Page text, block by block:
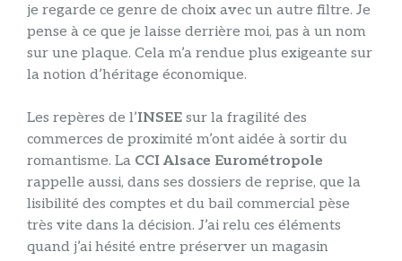
je regarde ce genre de choix avec un autre filtre. Je
pense à ce que je laisse derrière moi, pas à un nom
sur une plaque. Cela m’a rendue plus exigeante sur
la notion d’héritage économique.
Les repères de l’INSEE sur la fragilité des
commerces de proximité m’ont aidée à sortir du
romantisme. La CCI Alsace Eurométropole
rappelle aussi, dans ses dossiers de reprise, que la
lisibilité des comptes et du bail commercial pèse
très vite dans la décision. J’ai relu ces éléments
quand j’ai hésité entre préserver un magasin